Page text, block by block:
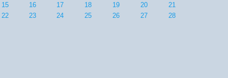
15
16 17 18 19 20
21
22
23 24 25 26 27 28